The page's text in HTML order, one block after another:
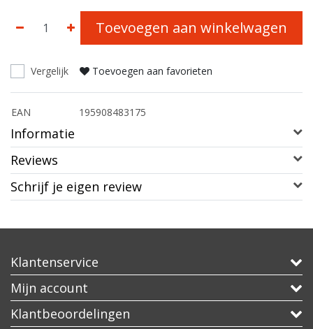
Toevoegen aan winkelwagen
Vergelijk Toevoegen aan favorieten
EAN 195908483175
Informatie
Reviews
Schrijf je eigen review
Klantenservice
Mijn account
Klantbeoordelingen